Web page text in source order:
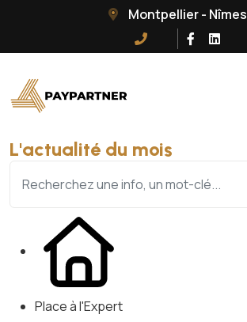
Montpellier - Nîmes
L'actualité du mois
Place à l'Expert